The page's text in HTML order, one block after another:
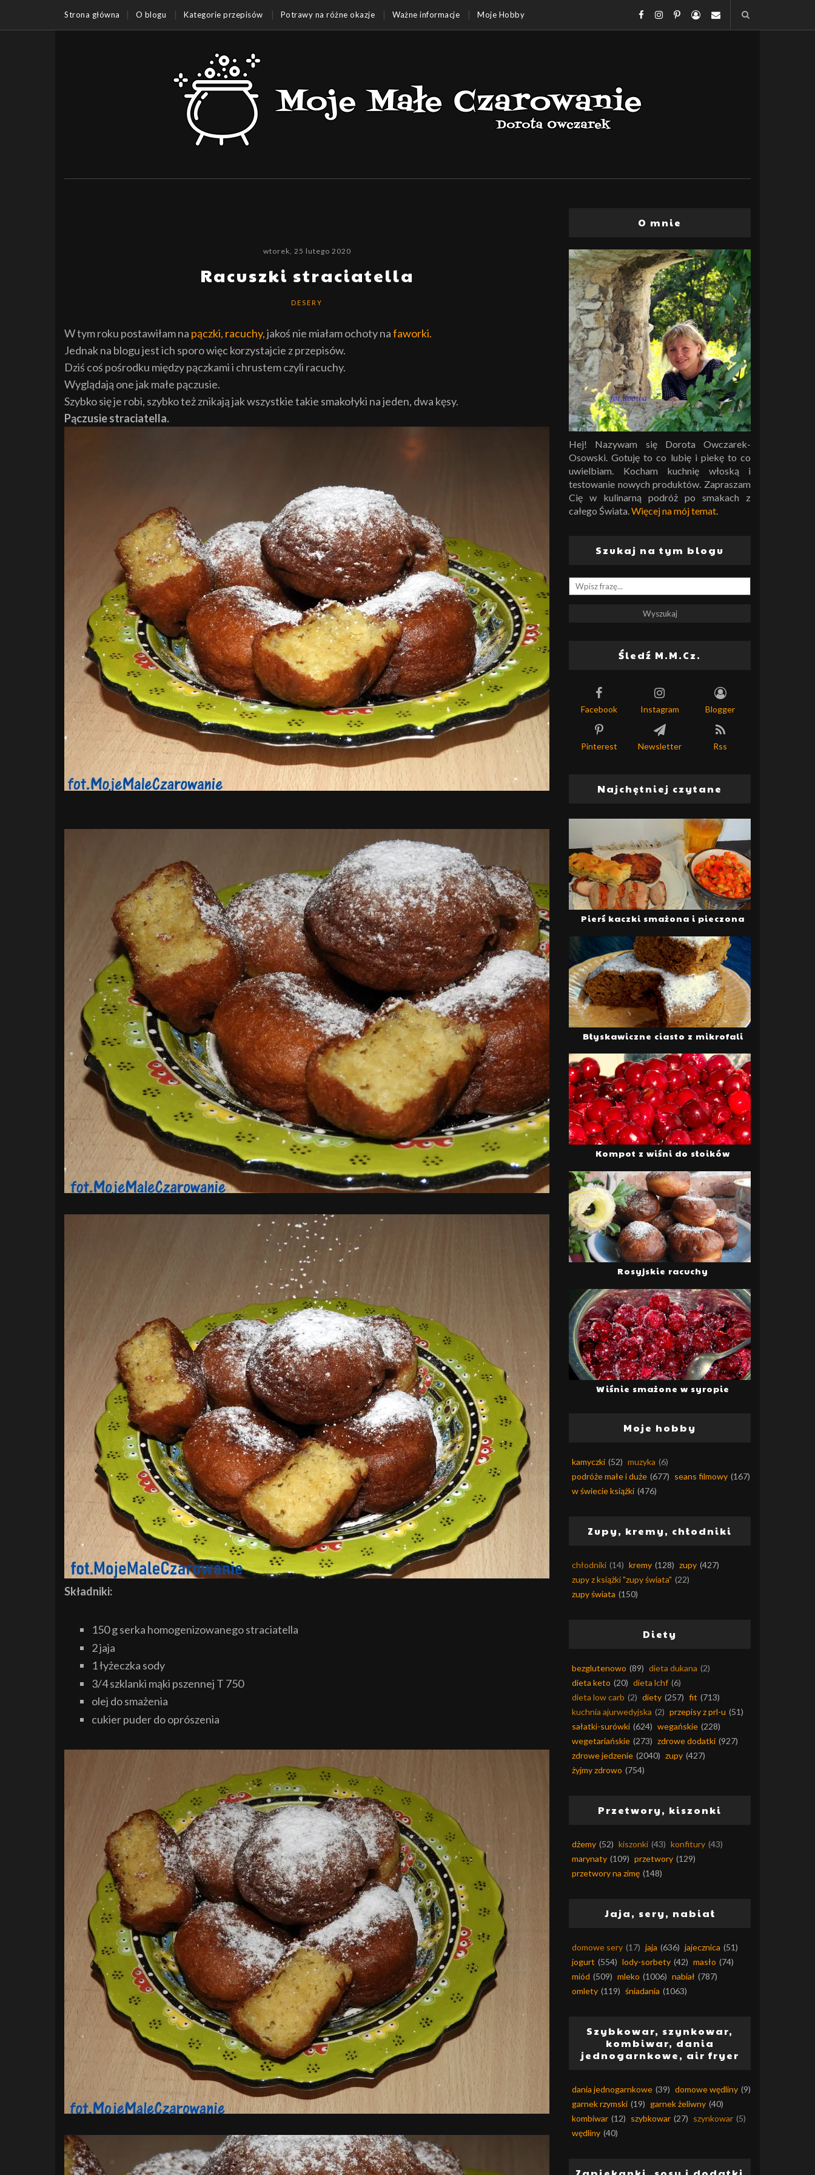
Strona główna O blogu Kategorie przepisów Potrawy na różne okazje Ważne informacje Moje Hobby
wtorek, 25 lutego 2020
Racuszki straciatella
DESERY
W tym roku postawiłam na pączki, racuchy,jakoś nie miałam ochoty nafaworki.
Jednak na blogu jest ich sporo więc korzystajcie z przepisów.
Dziś coś pośrodku między pączkami i chrustem czyli racuchy.
Wyglądają one jak małe pączusie.
Szybko się je robi, szybko też znikają jak wszystkie takie smakołyki na jeden, dwa kęsy.
Pączusie straciatella.
Składniki:
150 g serka homogenizowanego straciatella
2 jaja
1 łyżeczka sody
3/4 szklanki mąki pszennej T 750
olej do smażenia
cukier puder do oprószenia
O mnie
Hej! Nazywam się Dorota Owczarek-
Osowski. Gotuję to co lubię i piekę to co
uwielbiam. Kocham kuchnię włoską i
testowanie nowych produktów. Zapraszam
Cię w kulinarną podróż po smakach z
całego Świata.Więcej na mój temat.
Szukaj na tym blogu
Śledź M.M.Cz.
Facebook Instagram Blogger
Pinterest Newsletter Rss
Najchętniej czytane
Pierś kaczki smażona i pieczona
Błyskawiczne ciasto z mikrofali
Kompot z wiśni do słoików
Rosyjskie racuchy
Wiśnie smażone w syropie
Moje hobby
kamyczki (52) muzyka (6)
podróże małe i duże (677) seans filmowy (167)
w świecie książki (476)
Zupy, kremy, chłodniki
chłodniki (14) kremy (128) zupy (427)
zupy z książki "zupy świata" (22)
zupy świata (150)
Diety
bezglutenowo (89) dieta dukana (2)
dieta keto (20) dieta lchf (6)
dieta low carb (2) diety (257) fit (713)
kuchnia ajurwedyjska (2) przepisy z prl-u (51)
sałatki-surówki (624) wegańskie (228)
wegetariańskie (273) zdrowe dodatki (927)
zdrowe jedzenie (2040) zupy (427)
żyjmy zdrowo (754)
Przetwory, kiszonki
dżemy (52) kiszonki (43) konfitury (43)
marynaty (109) przetwory (129)
przetwory na zimę (148)
Jaja, sery, nabiał
domowe sery (17) jaja (636) jajecznica (51)
jogurt (554) lody-sorbety (42) masło (74)
miód (509) mleko (1006) nabiał (787)
omlety (119) śniadania (1063)
Szybkowar, szynkowar,
kombiwar, dania
jednogarnkowe, air fryer
dania jednogarnkowe (39) domowe wędliny (9)
garnek rzymski (19) garnek żeliwny (40)
kombiwar (12) szybkowar (27) szynkowar (5)
wędliny (40)